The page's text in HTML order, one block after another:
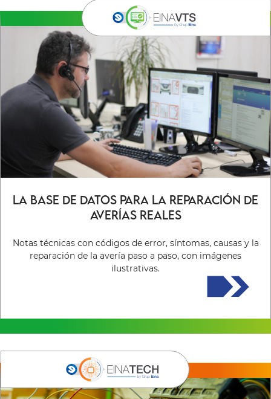
La base de datos para la reparación de
averías reales
Notas técnicas con códigos de error, síntomas, causas y la
reparación de la avería paso a paso, con imágenes
ilustrativas.